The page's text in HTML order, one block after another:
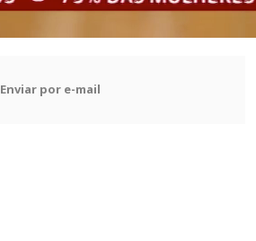
Enviar por e-mail